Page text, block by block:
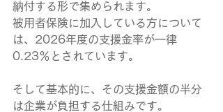
納付する形で集められます。
被用者保険に加入している方について
は、2026年度の支援金率が一律
0.23％とされています。
そして基本的に、その支援金額の半分
は企業が負担する仕組みです。